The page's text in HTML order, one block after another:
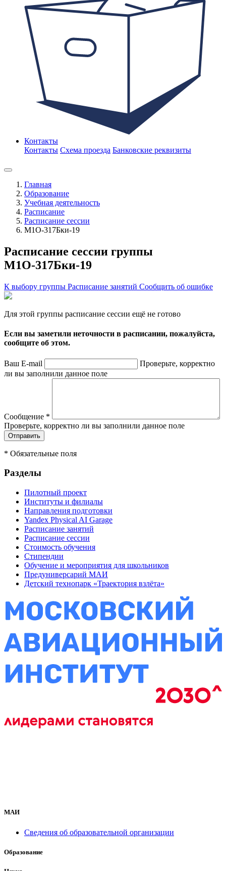
Контакты
Контакты Схема проезда Банковские реквизиты
Главная
Образование
Учебная деятельность
Расписание
Расписание сессии
М1О-317Бки-19
Расписание сессии группы
М1О-317Бки-19
К выбору группы Расписание занятий Сообщить об ошибке
Для этой группы расписание сессии ещё не готово
Если вы заметили неточности в расписании, пожалуйста,
сообщите об этом.
Ваш E-mail
Проверьте, корректно
ли вы заполнили данное поле
Сообщение *
Проверьте, корректно ли вы заполнили данное поле
* Обязательные поля
Разделы
Пилотный проект
Институты и филиалы
Направления подготовки
Yandex Physical AI Garage
Расписание занятий
Расписание сессии
Стоимость обучения
Стипендии
Обучение и мероприятия для школьников
Предуниверсарий МАИ
Детский технопарк «Траектория взлёта»
МАИ
Сведения об образовательной организации
Образование